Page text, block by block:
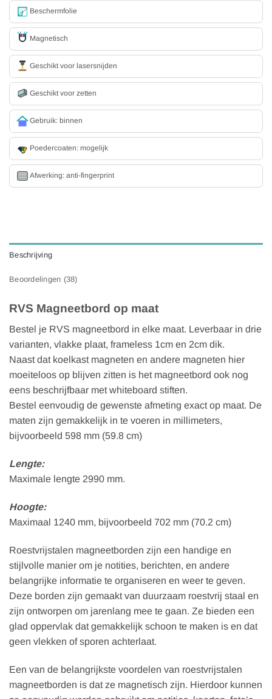
Beschermfolie
Magnetisch
Geschikt voor lasersnijden
Geschikt voor zetten
Gebruik: binnen
Poedercoaten: mogelijk
Afwerking: anti-fingerprint
Beschrijving
Beoordelingen (38)
RVS Magneetbord op maat
Bestel je RVS magneetbord in elke maat. Leverbaar in drie
varianten, vlakke plaat, frameless 1cm en 2cm dik.
Naast dat koelkast magneten en andere magneten hier
moeiteloos op blijven zitten is het magneetbord ook nog
eens beschrijfbaar met whiteboard stiften.
Bestel eenvoudig de gewenste afmeting exact op maat. De
maten zijn gemakkelijk in te voeren in millimeters,
bijvoorbeeld 598 mm (59.8 cm)
Lengte:
Maximale lengte 2990 mm.
Hoogte:
Maximaal 1240 mm, bijvoorbeeld 702 mm (70.2 cm)
Roestvrijstalen magneetborden zijn een handige en
stijlvolle manier om je notities, berichten, en andere
belangrijke informatie te organiseren en weer te geven.
Deze borden zijn gemaakt van duurzaam roestvrij staal en
zijn ontworpen om jarenlang mee te gaan. Ze bieden een
glad oppervlak dat gemakkelijk schoon te maken is en dat
geen vlekken of sporen achterlaat.
Een van de belangrijkste voordelen van roestvrijstalen
magneetborden is dat ze magnetisch zijn. Hierdoor kunnen